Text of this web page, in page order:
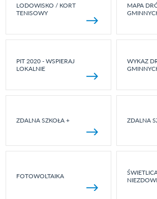
LODOWISKO / KORT
TENISOWY
MAPA
PIT 2020 - WSPIERAJ
LOKALNIE
WYKAZ
ZDALNA SZKOŁA + ZDALNA
FOTOWOLTAIKA